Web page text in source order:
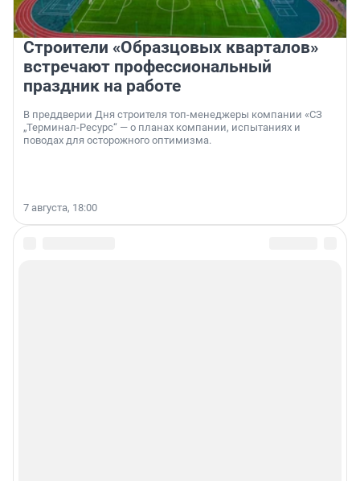
Строители «Образцовых кварталов»
встречают профессиональный
праздник на работе
В преддверии Дня строителя топ-менеджеры компании «СЗ
„Терминал-Ресурс“ — о планах компании, испытаниях и
поводах для осторожного оптимизма.
7 августа, 18:00